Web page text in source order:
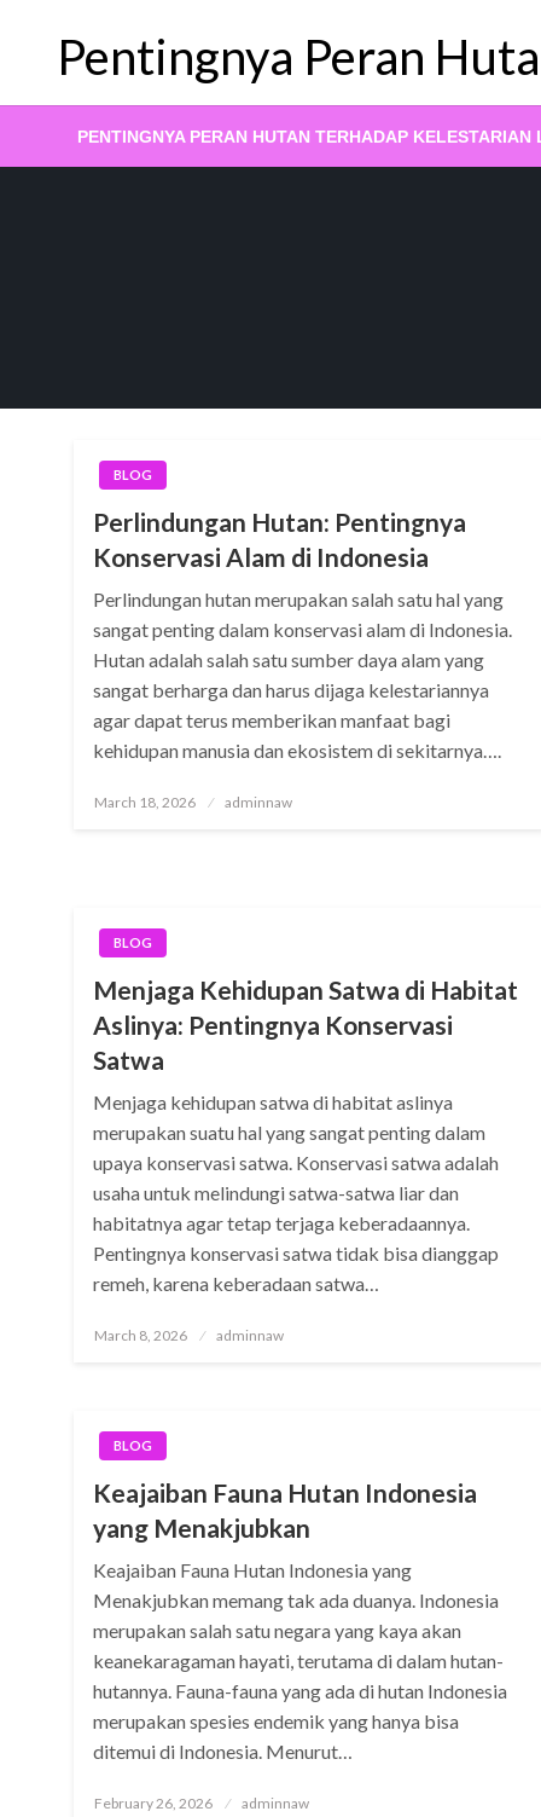
contentPentingnya Peran
PENTINGNYA PERAN HUTAN TERHADAP KELESTARIAN
BLOG
Perlindungan Hutan: Pentingnya
Konservasi Alam di Indonesia
Perlindungan hutan merupakan salah satu hal yang
sangat penting dalam konservasi alam di Indonesia.
Hutan adalah salah satu sumber daya alam yang
sangat berharga dan harus dijaga kelestariannya
agar dapat terus memberikan manfaat bagi
kehidupan manusia dan ekosistem di sekitarnya….
Posted
March 18, 2026 adminnaw
BLOG
Menjaga Kehidupan Satwa di Habitat
Aslinya: Pentingnya Konservasi
Satwa
Menjaga kehidupan satwa di habitat aslinya
merupakan suatu hal yang sangat penting dalam
upaya konservasi satwa. Konservasi satwa adalah
usaha untuk melindungi satwa-satwa liar dan
habitatnya agar tetap terjaga keberadaannya.
Pentingnya konservasi satwa tidak bisa dianggap
remeh, karena keberadaan satwa…
Posted
March 8, 2026 adminnaw
BLOG
Keajaiban Fauna Hutan Indonesia
yang Menakjubkan
Keajaiban Fauna Hutan Indonesia yang
Menakjubkan memang tak ada duanya. Indonesia
merupakan salah satu negara yang kaya akan
keanekaragaman hayati, terutama di dalam hutan-
hutannya. Fauna-fauna yang ada di hutan Indonesia
merupakan spesies endemik yang hanya bisa
ditemui di Indonesia. Menurut…
Posted
February 26, 2026 adminnaw